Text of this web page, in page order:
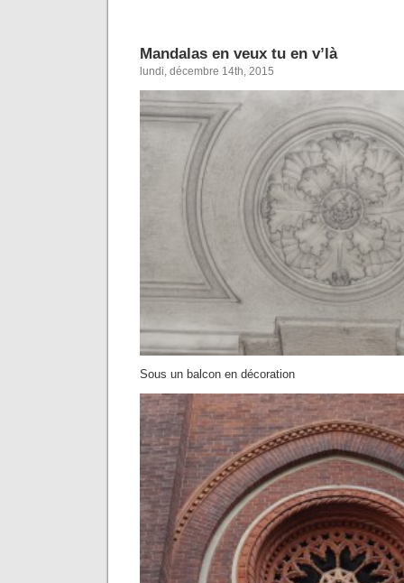
Mandalas en veux tu en v’là
lundi, décembre 14th, 2015
Sous un balcon en décoration